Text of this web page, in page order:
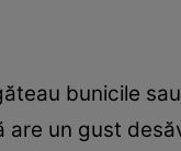
bunicile
are un gust